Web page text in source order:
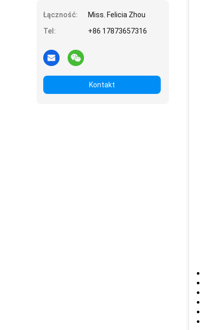
Łączność:
Miss. Felicia Zhou
Tel:
+86 17873657316
Kontakt